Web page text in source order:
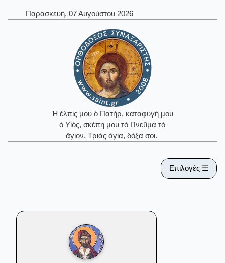
Παρασκευή, 07 Αυγούστου 2026
Ἡ ἐλπίς μου ὁ Πατήρ, καταφυγή μου
ὁ Υἱός, σκέπη μου τὸ Πνεῦμα τὸ
ἅγιον, Τριὰς ἁγία, δόξα σοι.
Επιλογές ☰